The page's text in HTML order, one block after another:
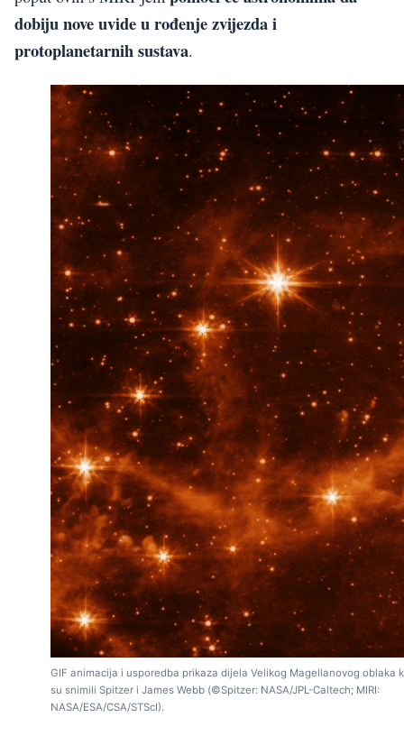
dobiju nove uvide u rođenje zvijezda i
protoplanetarnih sustava.
GIF animacija i usporedba prikaza dijela Velikog Magellanovog oblaka
su snimili Spitzer i James Webb (©Spitzer: NASA/JPL-Caltech; MIRI:
NASA/ESA/CSA/STScI).